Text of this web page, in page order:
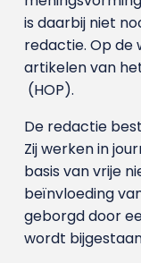
is daarbij niet
redactie. Op de
artikelen van
(HOP).
De redactie
Zij werken in
basis van vrije
beïnvloeding
geborgd door
wordt